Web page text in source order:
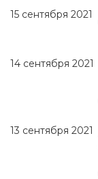
15 сентября 2021
14 сентября 2021
13 сентября 2021